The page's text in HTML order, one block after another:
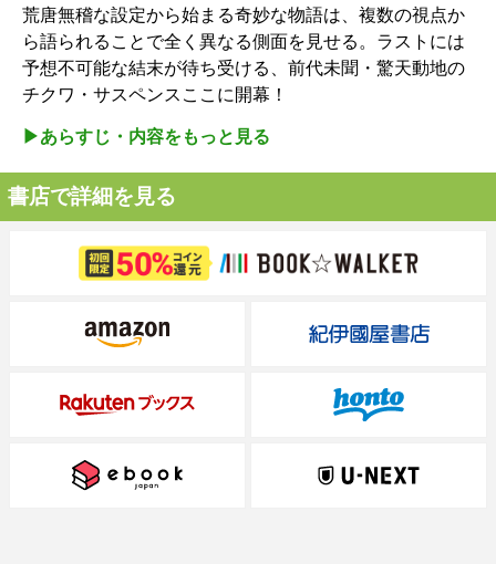
荒唐無稽な設定から始まる奇妙な物語は、複数の視点か
ら語られることで全く異なる側面を見せる。ラストには
予想不可能な結末が待ち受ける、前代未聞・驚天動地の
チクワ・サスペンスここに開幕！
▶︎あらすじ・内容をもっと見る
書店で詳細を見る